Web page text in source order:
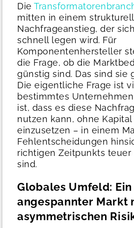
Die
mitten in einem
Nachfrageanstieg, der
schnell legen wird. Für
Komponentenhersteller
die Frage, ob die
günstig sind. Das sind sie
Die eigentliche Frage ist
bestimmtes
ist, dass es diese
nutzen kann, ohne
einzusetzen – in einem
Fehlentscheidungen
richtigen Zeitpunkts teuer
sind.
Globales Umfeld: Ein
angespannter Markt
asymmetrischen